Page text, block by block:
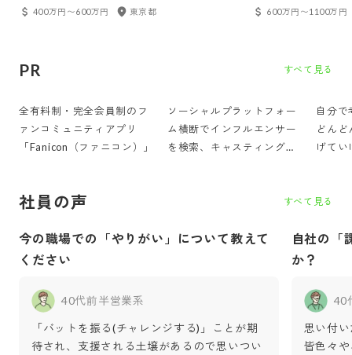
ネージャー／マネージャー候補
400万円〜600万円 東京都 600万円〜1100万円
PR すべて見る
全有料制・完全会員制のフ
ァンコミュニティアプリ
「Fanicon（ファニコン）」
ソーシャルプラットフォー
ム横断でインフルエンサー
を検索、キャスティングす
自分で
どん
げてい
社員の声 すべて見る
今の職場での「やりがい」について教えて
ください
40代前半営業系
「バットを振る(チャレンジする)」ことが期
待され、支援される土壌があるので思いつい
自社の「
か？
40
思い付
皆色々